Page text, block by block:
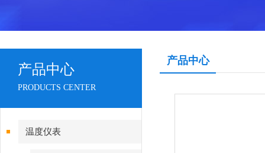
产品中心
PRODUCTS CENTER
温度仪表
产品中心